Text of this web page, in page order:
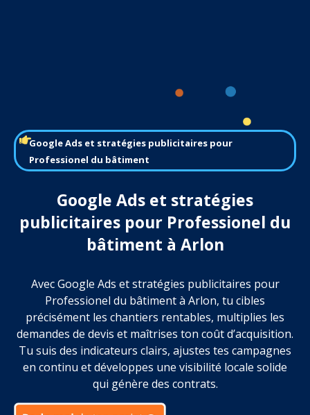
Google Ads et stratégies publicitaires pour
Professionel du bâtiment
Google Ads et stratégies
publicitaires pour Professionel du
bâtiment à Arlon
Avec Google Ads et stratégies publicitaires pour
Professionel du bâtiment à Arlon, tu cibles
précisément les chantiers rentables, multiplies les
demandes de devis et maîtrises ton coût d’acquisition.
Tu suis des indicateurs clairs, ajustes tes campagnes
en continu et développes une visibilité locale solide
qui génère des contrats.